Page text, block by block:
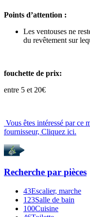
Points d’attention :
Les ventouses ne
du revêtement sur
fouchette de prix:
entre 5 et 20€
Vous êtes intéressé par ce
fournisseur, Cliquez ici.
Recherche par pièces
43Escalier, marche
123Salle de bain
100Cuisine